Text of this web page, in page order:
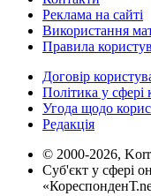
Реклама на сайті
Використання
Правила
Договір
Політика у сфері
Угода щодо
Редакція
© 2000-2026,
Суб'єкт у сфері